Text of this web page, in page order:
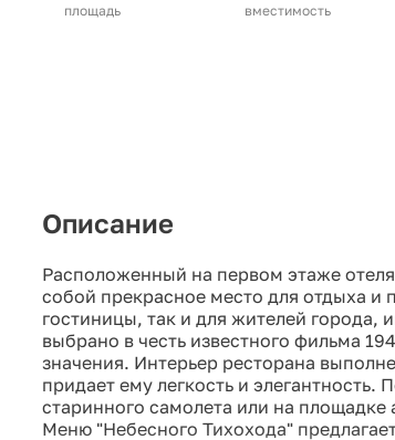
площадь вместимость
Описание
Расположенный на первом этаже
собой прекрасное место для отдыха и
гостиницы, так и для жителей
выбрано в честь известного фильма
значения. Интерьер ресторана
придает ему легкость и элегантность.
старинного самолета или на
Меню "Небесного Тихохода"